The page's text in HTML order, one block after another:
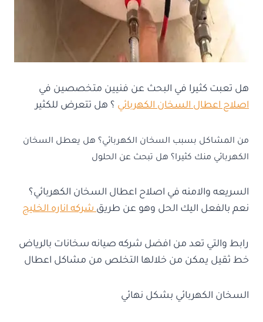
هل تعبت كثيرا في البحث عن فنيين متخصصين في
اصلاح اعطال السخان الكهربائي ؟ هل تتعرض للكثير
من المشاكل بسبب السخان الكهربائي؟ هل يعطل السخان
الكهربائي منك كثيرا؟ هل تبحث عن الحلول
السريعه والامنه في اصلاح اعطال السخان الكهربائي؟
نعم بالفعل اليك الحل وهو عن طريقشركه اناره الخليج
رابط والتي تعد من افضل شركه صيانه سخانات بالرياض
خط ثقيل يمكن من خلالها التخلص من مشاكل اعطال
السخان الكهربائي بشكل نهائي